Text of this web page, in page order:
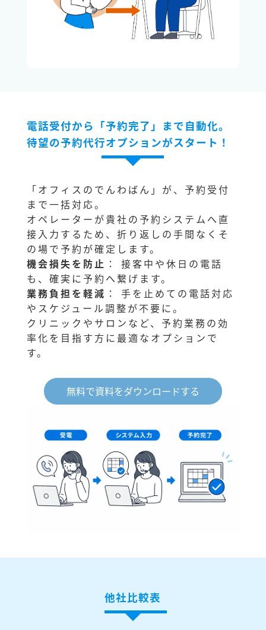
電話受付から「予約完了」まで自動化。
待望の予約代行オプションがスタート！
「オフィスのでんわばん」が、予約受付
まで一括対応。
オペレーターが貴社の予約システムへ直
接入力するため、折り返しの手間なくそ
の場で予約が確定します。
機会損失を防止 ： 接客中や休日の電話
も、確実に予約へ繋げます。
業務負担を軽減 ： 手を止めての電話対応
やスケジュール調整が不要に。
クリニックやサロンなど、予約業務の効
率化を目指す方に最適なオプションで
す。
無料で資料をダウンロードする
他社比較表